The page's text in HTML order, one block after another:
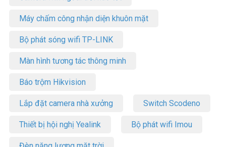
Máy chấm công nhận diện khuôn mặt
Bộ phát sóng wifi TP-LINK
Màn hình tương tác thông minh
Báo trộm Hikvision
Lắp đặt camera nhà xưởng Switch Scodeno
Thiết bị hội nghị Yealink Bộ phát wifi Imou